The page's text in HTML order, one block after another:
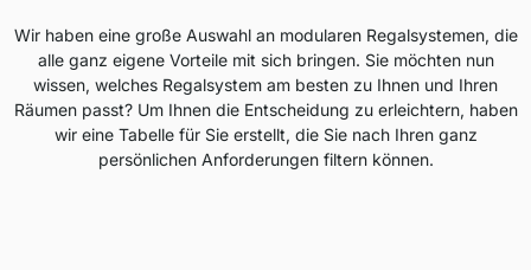
Wir haben eine große Auswahl an modularen Regalsystemen, die
alle ganz eigene Vorteile mit sich bringen. Sie möchten nun
wissen, welches Regalsystem am besten zu Ihnen und Ihren
Räumen passt? Um Ihnen die Entscheidung zu erleichtern, haben
wir eine Tabelle für Sie erstellt, die Sie nach Ihren ganz
persönlichen Anforderungen filtern können.